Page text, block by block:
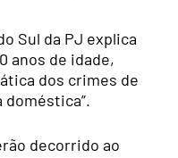
Sul da PJ explica
anos de idade,
dos crimes de
doméstica”.
decorrido ao